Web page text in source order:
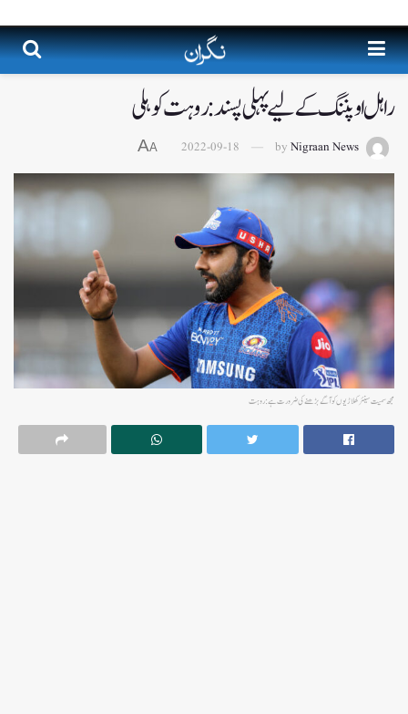
راہل اوپننگ کے لیے پہلی پسند: روہت کوہلی
by Nigraan News
2022-09-18
A
A
مجھ سمیت سینئرکھلاڑیوں کو آگے بڑھنے کی ضرورت ہے: روہت